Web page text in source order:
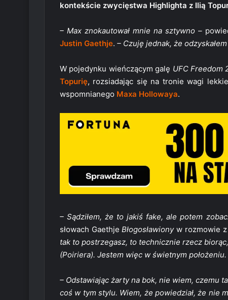
kontekście zwycięstwa Highlighta z Ilią
– Max znokautował mnie na sztywno –
Justin Gaethje. – Czuję jednak, że
W pojedynku wieńczącym galę UFC Freedom
Topurię, rozsiadając się na tronie wagi
wspomnianego Maxa Hollowaya.
– Sądziłem, że to jakiś fake, ale potem
słowach GaethjeBłogosławionyw rozmowie
tak to postrzegasz, to technicznie rzecz
(Poiriera). Jestem więc w świetnym położeniu.
– Odstawiając żarty na bok, nie wiem, czemu
coś w tym stylu. Wiem, że powiedział, że nie